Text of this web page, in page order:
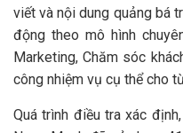
viết và nội dung quảng bá
động theo mô hình
Marketing, Chăm sóc
công nhiệm vụ cụ thể cho
Quá trình điều tra xác